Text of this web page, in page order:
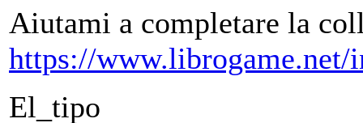
Aiutami a completare la
https://
El_tipo